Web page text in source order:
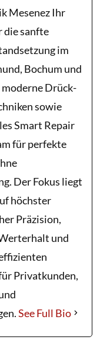
Mesenez Ihr
die sanfte
im
Bochum und
Drück-
sowie
Smart Repair
für perfekte
Der Fokus liegt
höchster
Präzision,
und
Privatkunden,
See Full Bio